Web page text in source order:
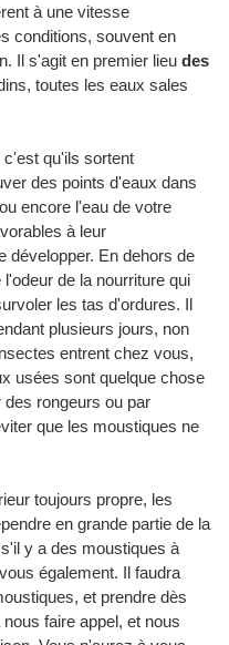
à une vitesse
conditions, souvent en
Il s'agit en premier lieu des
toutes les eaux sales
c'est qu'ils sortent
des points d'eaux dans
encore l'eau de votre
à leur
développer. En dehors de
de la nourriture qui
les tas d'ordures. Il
plusieurs jours, non
entrent chez vous,
usées sont quelque chose
rongeurs ou par
que les moustiques ne
toujours propre, les
en grande partie de la
y a des moustiques à
également. Il faudra
et prendre dès
faire appel, et nous